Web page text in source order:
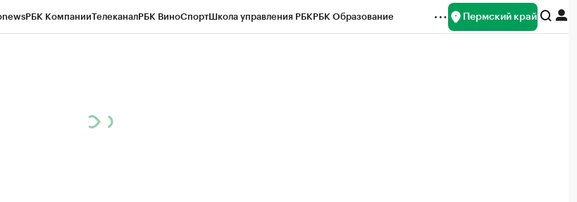
РБК КомпанииТелеканалРБК ВиноСпортШкола управления РБКРБК Образование Пермский край